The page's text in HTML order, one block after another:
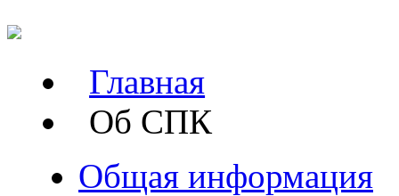
Главная
Об СПК
Общая информация